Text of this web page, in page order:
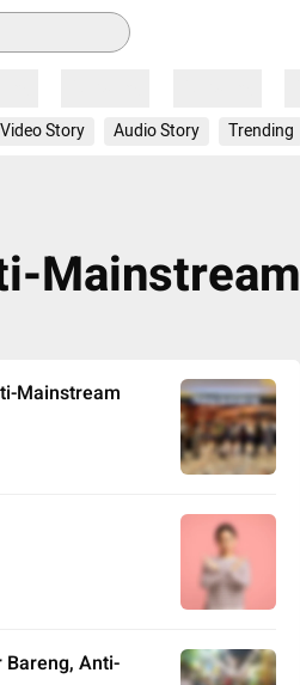
Video Story Audio Story Trending
Mainstream
Mainstream
Bareng, Anti-